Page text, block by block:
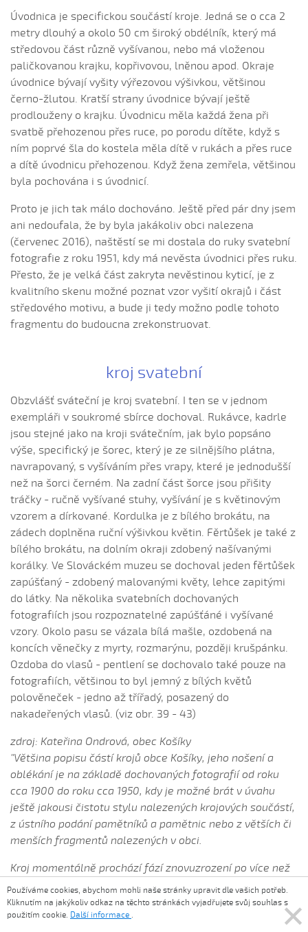
Škaredý Jura
Skladala som pjeseň (Štěpánka Králová, 2010)
Škoda ťa, šohajku (Lucie Rybnikářová, 2009)
Skoro ráno laštovička lítala (Barbora Trubačová, 2006)
Slavíček zpívá (Dorota Gajdošová, 2004)
Slavíček zpívá (Eliška Hrušková, 2016)
Slavíček zpívá (Eva Blahušková, 2008)
Slunéčko vychodí...
Šly děvčátka...
Směje sa mně každý chlapec (Adéla Čevelová, 2010)
Směje sa mně každý chlapec (Adéla Janíková, 2009)
Směje sa mně každý chlapec (Michaela Unzeitigová,
2008)
Směje sa ně...
Směje sa ně každý chlapec
Směje se ně každý chlapec (Adéla Čevelová, 2004)
Šohajenko šumný (Nela Janásová, 2004)
Šohajíčku, čí si (Nikola Bučková, 2006)
Šohajku, čo robíš
Spadla z habra
Spala sem
Stávaj, stávaj, hospodářu (Štěpán Šnajdar, 2004)
Stojí Kača...
Stojí Kača pri šentyši
Studená rosenka
Štyry nocky som nespala...
Súsedova bledá (Štěpánka Králová, 2010)
Švarné děvče husy páslo (Jana Hlaváčová, 2004)
Světlove, Světlove
Ta naša lavečka (Kristýna Malá, 2008)
Těžko je tom kameni...
Ti uherští brodští páni (Tereza Janků, 2008)
Tmavá noc...
Třeba su já malá (Anežka Korábková, 2008)
Třeba su já malá, malušenká (Anna Zubrová, 2016)
Třeba su já malá, malušenká (Renata Šťastná, 2006)
Třeba su já malá, malušičká (Kuřinová Markéta, 2008)
Třeba su já malá, malušičká (Renata Šťastná, 2008)
Ty brezovský kostelíčku
U Dunaja šaty perú...
U Dunaja šaty prala (Karolína Koníčková, 2012)
Úvodnica je specifickou součástí kroje. Jedná se o cca 2
metry dlouhý a okolo 50 cm široký obdélník, který má
středovou část různě vyšívanou, nebo má vloženou
paličkovanou krajku, kopřivovou, lněnou apod. Okraje
úvodnice bývají vyšity výřezovou výšivkou, většinou
černo-žlutou. Kratší strany úvodnice bývají ještě
prodlouženy o krajku. Úvodnicu měla každá žena při
svatbě přehozenou přes ruce, po porodu dítěte, když s
ním poprvé šla do kostela měla dítě v rukách a přes ruce
a dítě úvodnicu přehozenou. Když žena zemřela, většinou
byla pochována i s úvodnicí.
Proto je jich tak málo dochováno. Ještě před pár dny jsem
ani nedoufala, že by byla jakákoliv obci nalezena
(červenec 2016), naštěstí se mi dostala do ruky svatební
fotografie z roku 1951, kdy má nevěsta úvodnici přes ruku.
Přesto, že je velká část zakryta nevěstinou kyticí, je z
kvalitního skenu možné poznat vzor vyšití okrajů i část
středového motivu, a bude ji tedy možno podle tohoto
fragmentu do budoucna zrekonstruovat.
kroj svatební
Obzvlášť sváteční je kroj svatební. I ten se v jednom
exempláři v soukromé sbírce dochoval. Rukávce, kadrle
jsou stejné jako na kroji svátečním, jak bylo popsáno
výše, specifický je šorec, který je ze silnějšího plátna,
navrapovaný, s vyšíváním přes vrapy, které je jednodušší
než na šorci černém. Na zadní část šorce jsou přišity
tráčky - ručně vyšívané stuhy, vyšívání je s květinovým
vzorem a dírkované. Kordulka je z bílého brokátu, na
zádech doplněna ruční výšivkou květin. Fěrtůšek je také z
bílého brokátu, na dolním okraji zdobený našívanými
korálky. Ve Slováckém muzeu se dochoval jeden fěrtůšek
zapúšťaný - zdobený malovanými květy, lehce zapitými
do látky. Na několika svatebních dochovaných
fotografiích jsou rozpoznatelné zapúšťáné i vyšívané
vzory. Okolo pasu se vázala bílá mašle, ozdobená na
koncích věnečky z myrty, rozmarýnu, později krušpánku.
Ozdoba do vlasů - pentlení se dochovalo také pouze na
fotografiích, většinou to byl jemný z bílých květů
polověneček - jedno až třířadý, posazený do
nakadeřených vlasů. (viz obr. 39 - 43)
zdroj: Kateřina Ondrová, obec Košíky
"Většina popisu částí krojů obce Košíky, jeho nošení a
oblékání je na základě dochovaných fotografií od roku
cca 1900 do roku cca 1950, kdy je možné brát v úvahu
ještě jakousi čistotu stylu nalezených krojových součástí,
z ústního podání pamětníků a pamětnic nebo z větších či
menších fragmentů nalezených v obci.
Kroj momentálně prochází fází znovuzrození po více než
40 letech, během kterých byl téměř zapomenut, na
rekonstrukci se intenzivně pracuje a mohl by být v
dohledné době představen při vhodné příležitosti
Používáme cookies, abychom mohli naše stránky upravit dle vašich potřeb.
Kliknutím na jakýkoliv odkaz na těchto stránkách vyjadřujete svůj souhlas s
použitím cookie. Další informace . 